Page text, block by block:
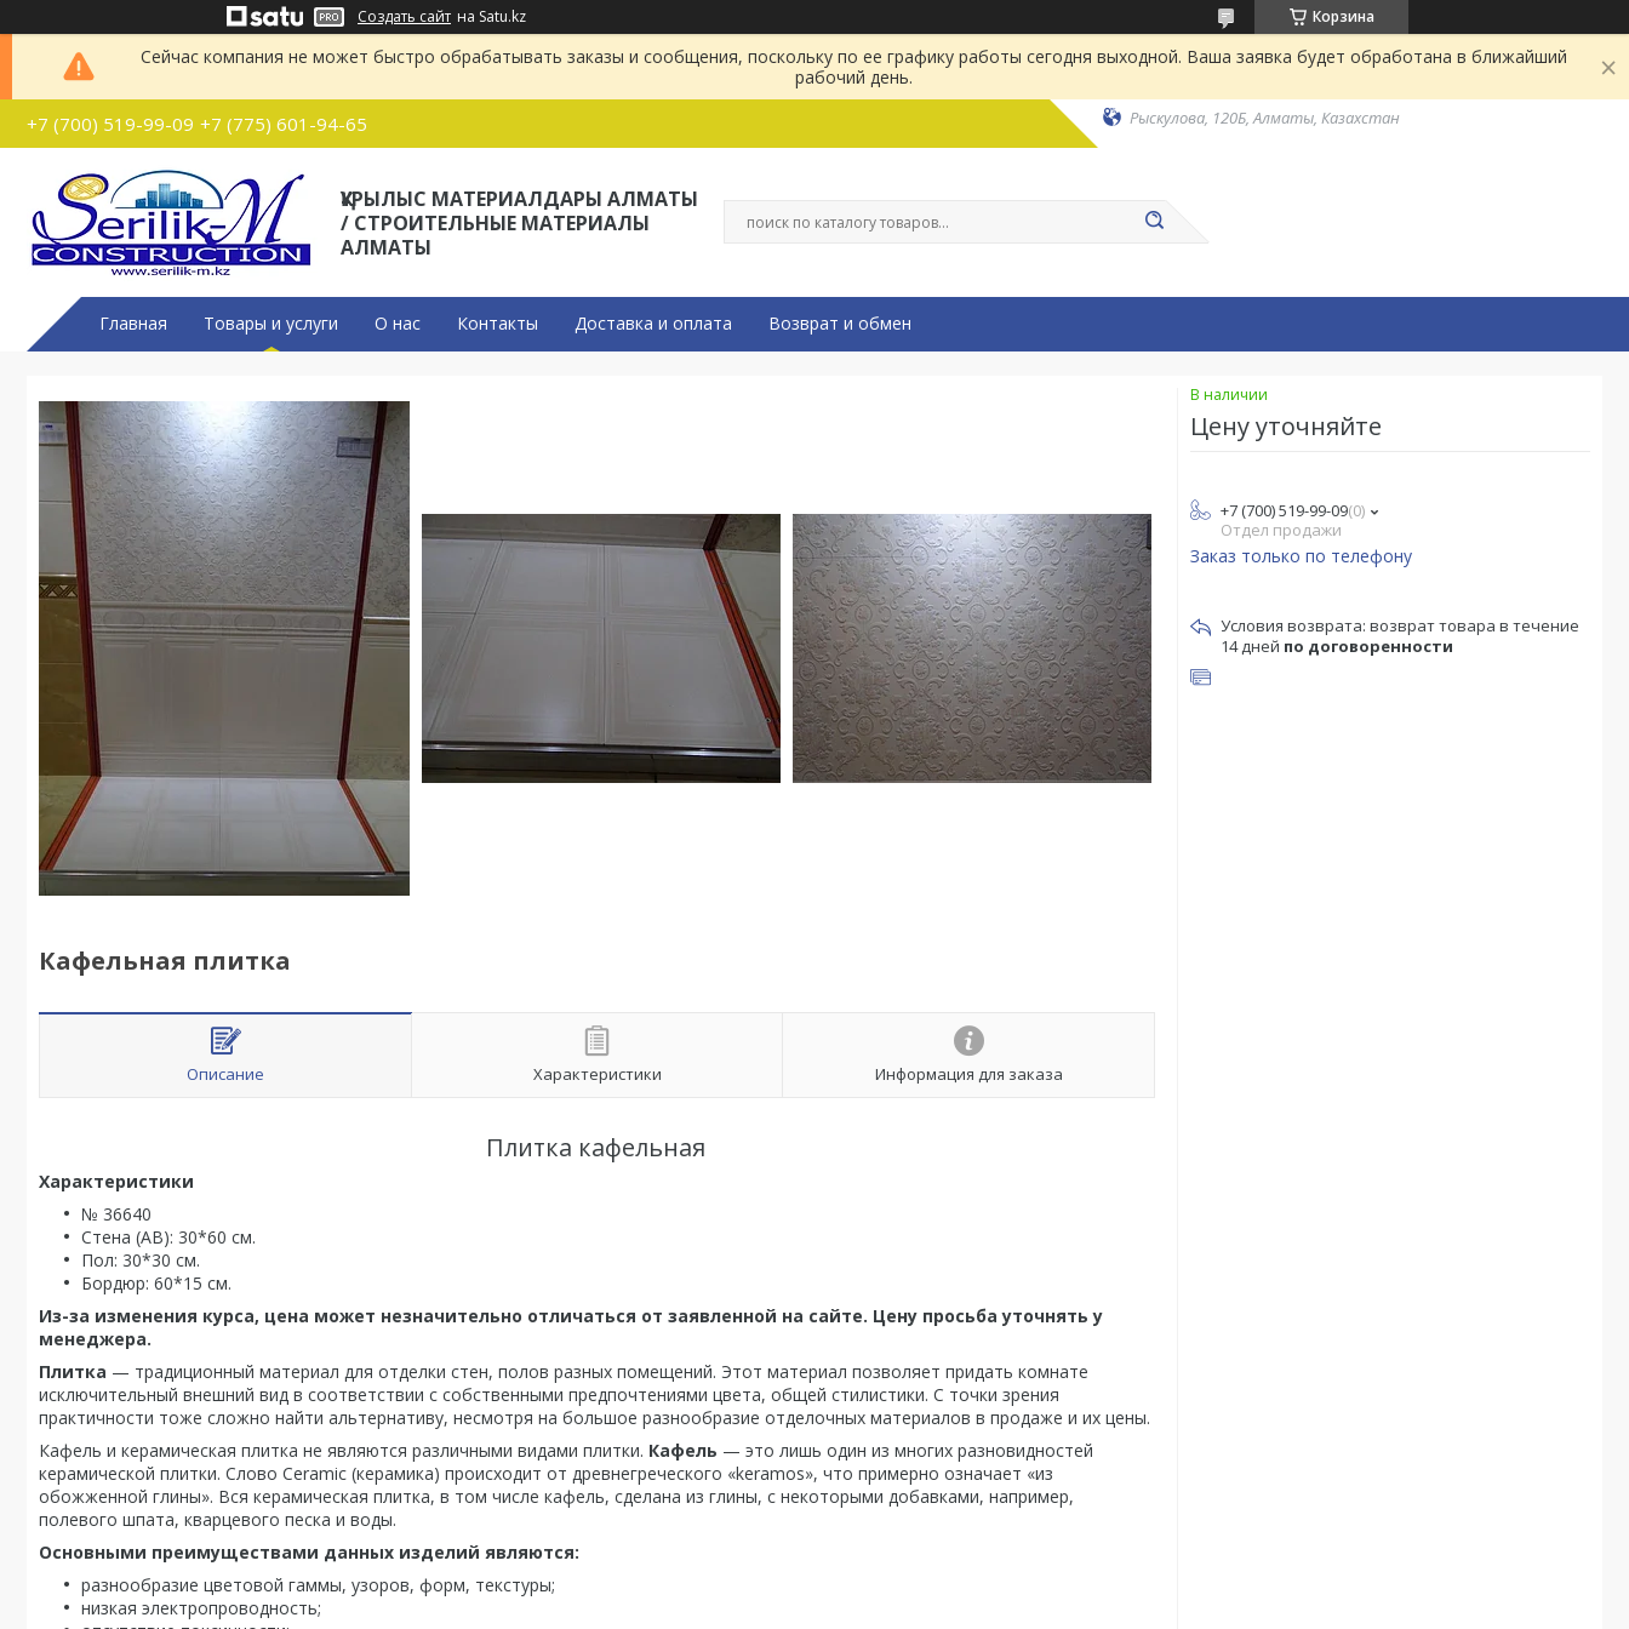
Создать сайт на Satu.kz Корзина
Сейчас компания не может быстро обрабатывать заказы и сообщения, поскольку по ее графику работы сегодня выходной. Ваша заявка будет обработана в ближайший
рабочий день.
+7 (700) 519-99-09 +7 (775) 601-94-65 Рыскулова, 120Б, Алматы, Казахстан
ҚҰРЫЛЫС МАТЕРИАЛДАРЫ АЛМАТЫ
/ СТРОИТЕЛЬНЫЕ МАТЕРИАЛЫ
АЛМАТЫ
Главная Товары и услуги О нас Контакты Доставка и оплата Возврат и обмен
Кафельная плитка
Описание Характеристики Информация для заказа
Плитка кафельная
Характеристики
№ 36640
Стена (AB): 30*60 см.
Пол: 30*30 см.
Бордюр: 60*15 см.
Из-за изменения курса, цена может незначительно отличаться от заявленной на сайте. Цену просьба уточнять у
менеджера.
Плитка — традиционный материал для отделки стен, полов разных помещений. Этот материал позволяет придать комнате
исключительный внешний вид в соответствии с собственными предпочтениями цвета, общей стилистики. С точки зрения
практичности тоже сложно найти альтернативу, несмотря на большое разнообразие отделочных материалов в продаже и их цены.
Кафель и керамическая плитка не являются различными видами плитки. Кафель — это лишь один из многих разновидностей
керамической плитки. Слово Ceramic (керамика) происходит от древнегреческого «keramos», что примерно означает «из
обожженной глины». Вся керамическая плитка, в том числе кафель, сделана из глины, с некоторыми добавками, например,
полевого шпата, кварцевого песка и воды.
Основными преимуществами данных изделий являются:
разнообразие цветовой гаммы, узоров, форм, текстуры;
низкая электропроводность;
В наличии
Цену уточняйте
+7 (700) 519-99-09 0
Отдел продажи
Заказ только по телефону
возврат товара в течение
14 дней по договоренности